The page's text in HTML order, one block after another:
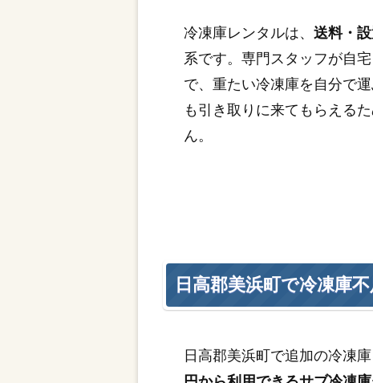
冷凍庫レンタルは、送料・
系です。専門スタッフが自
で、重たい冷凍庫を自分で
も引き取りに来てもらえる
ん。
日高郡美浜町で冷凍庫
日高郡美浜町で追加の冷凍